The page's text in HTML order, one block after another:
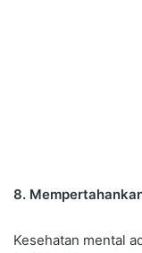
8.
Kesehatan mental